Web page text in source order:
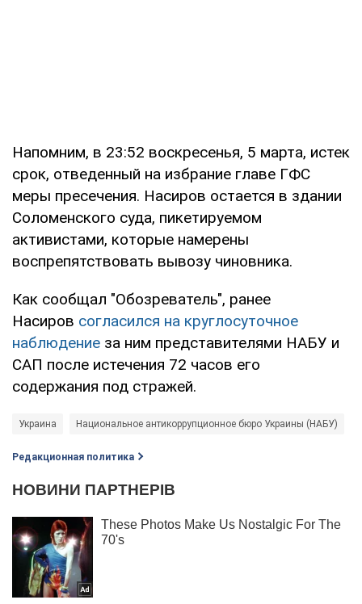
Напомним, в 23:52 воскресенья, 5 марта, истек
срок, отведенный на избрание главе ГФС
меры пресечения. Насиров остается в здании
Соломенского суда, пикетируемом
активистами, которые намерены
воспрепятствовать вывозу чиновника.
Как сообщал "Обозреватель", ранее
Насиров согласился на круглосуточное
наблюдение за ним представителями НАБУ и
САП после истечения 72 часов его
содержания под стражей.
Украина Национальное антикоррупционное бюро Украины (НАБУ)
Редакционная политика